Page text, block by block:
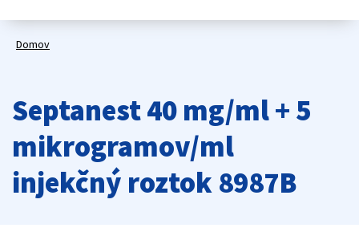
Domov
Septanest 40 mg/ml + 5
mikrogramov/ml
injekčný roztok 8987B